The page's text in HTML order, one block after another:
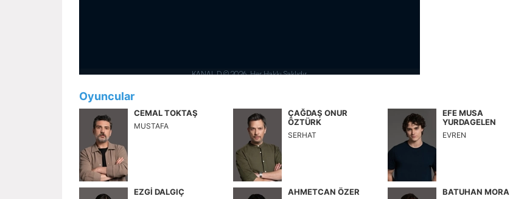
Oyuncular
CEMAL TOKTAŞ
MUSTAFA
ÇAĞDAŞ ONUR
ÖZTÜRK
SERHAT
EFE MUSA
YURDAGELEN
EVREN
EZGİ DALGIÇ AHMETCAN ÖZER BATUHAN MORA